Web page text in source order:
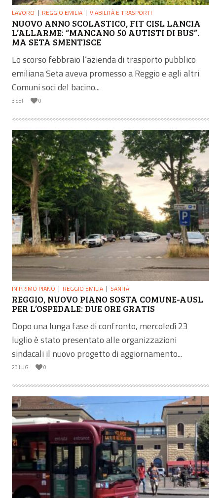
LAVORO REGGIO EMILIA VIABILITÀ E TRASPORTI
NUOVO ANNO SCOLASTICO, FIT CISL LANCIA
L’ALLARME: “MANCANO 50 AUTISTI DI BUS”.
MA SETA SMENTISCE
Lo scorso febbraio l’azienda di trasporto pubblico
emiliana Seta aveva promesso a Reggio e agli altri
Comuni soci del bacino...
3 SET 0
IN PRIMO PIANO REGGIO EMILIA SANITÀ
REGGIO, NUOVO PIANO SOSTA COMUNE-AUSL
PER L’OSPEDALE: DUE ORE GRATIS
Dopo una lunga fase di confronto, mercoledì 23
luglio è stato presentato alle organizzazioni
sindacali il nuovo progetto di aggiornamento...
23 LUG 0